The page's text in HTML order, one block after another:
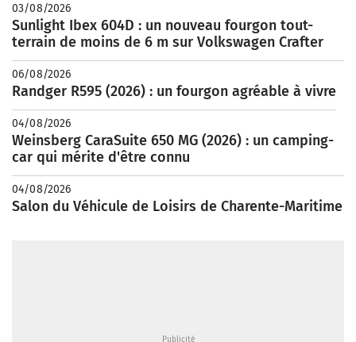
03/08/2026
Sunlight Ibex 604D : un nouveau fourgon tout-
terrain de moins de 6 m sur Volkswagen Crafter
06/08/2026
Randger R595 (2026) : un fourgon agréable à vivre
04/08/2026
Weinsberg CaraSuite 650 MG (2026) : un camping-
car qui mérite d'être connu
04/08/2026
Salon du Véhicule de Loisirs de Charente-Maritime